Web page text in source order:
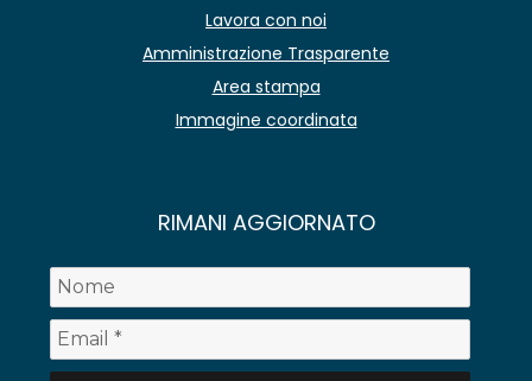
Lavora con noi
Amministrazione Trasparente
Area stampa
Immagine coordinata
RIMANI AGGIORNATO